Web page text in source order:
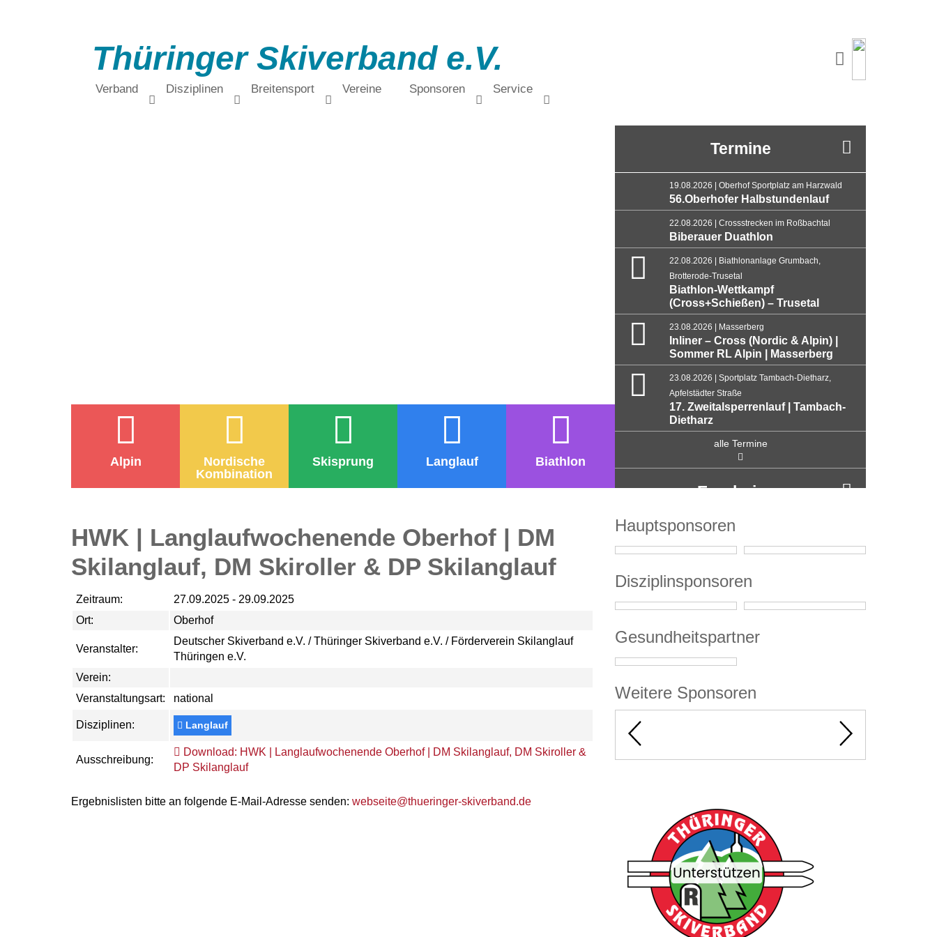
Thüringer Skiverband e.V.
Verband Disziplinen Breitensport Vereine Sponsoren Service
Alpin
Nordische
Kombination
Skisprung Langlauf Biathlon
Termine
19.08.2026 | Oberhof Sportplatz am Harzwald
56.Oberhofer Halbstundenlauf
22.08.2026 | Crossstrecken im Roßbachtal
Biberauer Duathlon
22.08.2026 | Biathlonanlage Grumbach,
Brotterode-Trusetal
Biathlon-Wettkampf
(Cross+Schießen) – Trusetal
23.08.2026 | Masserberg
Inliner – Cross (Nordic & Alpin) |
Sommer RL Alpin | Masserberg
23.08.2026 | Sportplatz Tambach-Dietharz,
Apfelstädter Straße
17. Zweitalsperrenlauf | Tambach-
Dietharz
alle Termine
Ergebnisse
HWK | Langlaufwochenende Oberhof | DM
Skilanglauf, DM Skiroller & DP Skilanglauf
Zeitraum:
27.09.2025 - 29.09.2025
Ort:
Oberhof
Veranstalter:
Deutscher Skiverband e.V. / Thüringer Skiverband e.V. / Förderverein Skilanglauf
Thüringen e.V.
Verein:
Veranstaltungsart:
national
Disziplinen: Langlauf
Ausschreibung:
Download: HWK | Langlaufwochenende Oberhof | DM Skilanglauf, DM Skiroller &
DP Skilanglauf
Ergebnislisten bitte an folgende E-Mail-Adresse senden: webseite@thueringer-skiverband.de
Hauptsponsoren
Disziplinsponsoren
Gesundheitspartner
Weitere Sponsoren